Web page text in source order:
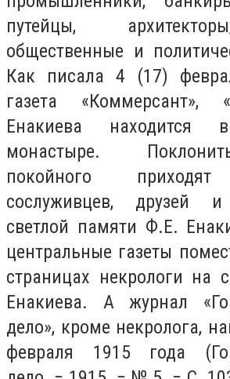
путейцы,
общественные и
Как писала 4 (17)
газета «Коммерсант»,
Енакиева находится
монастыре.
покойного
сослуживцев, друзей и
светлой памяти Ф.Е.
центральные газеты
страницах некрологи на
Енакиева. А журнал
дело», кроме некролога,
февраля 1915 года